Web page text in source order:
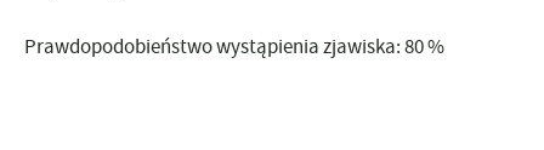
Prawdopodobieństwo wystąpienia zjawiska:80 %